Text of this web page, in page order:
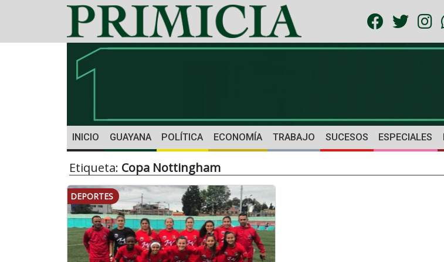
INICIO GUAYANA POLÍTICA ECONOMÍA TRABAJO SUCESOS ESPECIALES
Etiqueta: Copa Nottingham
DEPORTES